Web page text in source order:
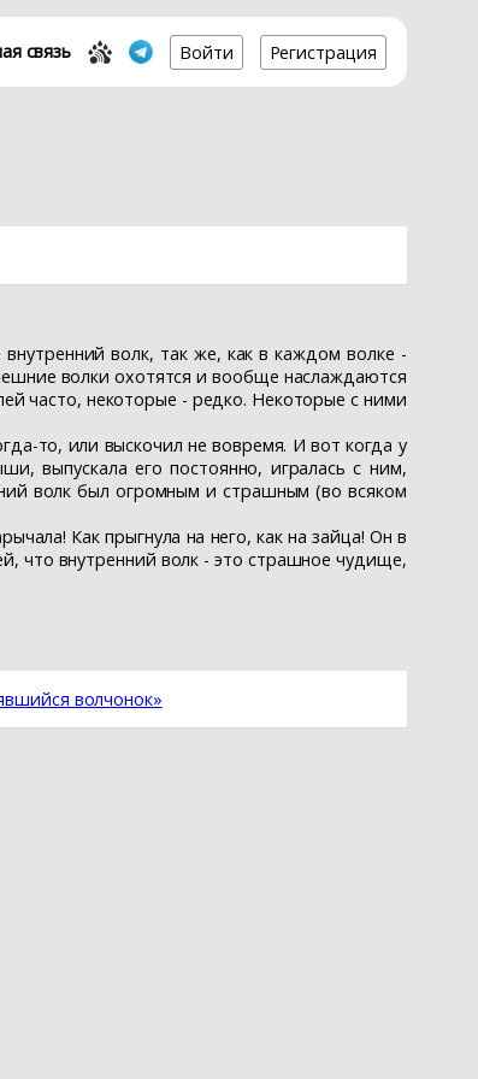
связь Войти Регистрация
волк, так же, как в каждом волке -
волки охотятся и вообще наслаждаются
часто, некоторые - редко. Некоторые с ними
то, или выскочил не вовремя. И вот когда у
выпускала его постоянно, игралась с ним,
волк был огромным и страшным (во всяком
Как прыгнула на него, как на зайца! Он в
что внутренний волк - это страшное чудище,
волчонок»